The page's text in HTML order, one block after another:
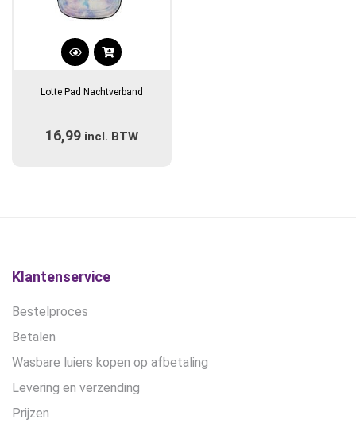
Dit
heeft
variaties.
de
Lotte Pad Nachtverband
16,99 incl. BTW
Klantenservice
Bestelproces
Betalen
Wasbare luiers kopen op afbetaling
Levering en verzending
Prijzen